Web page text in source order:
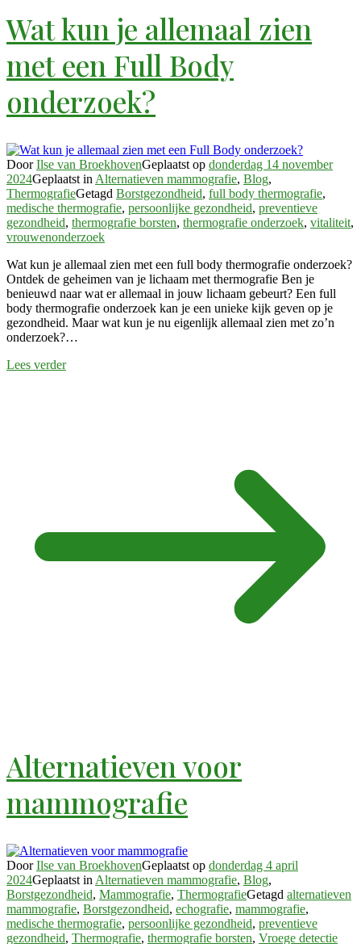
Wat kun je allemaal zien
met een Full Body
onderzoek?
DoorIlse van BroekhovenGeplaatst op donderdag 14 november
2024Geplaatst in Alternatieven mammografie, Blog,
ThermografieGetagd Borstgezondheid, full body thermografie,
medische thermografie, persoonlijke gezondheid, preventieve
gezondheid, thermografie borsten, thermografie onderzoek, vitaliteit,
vrouwenonderzoek
Wat kun je allemaal zien met een full body thermografie onderzoek?
Ontdek de geheimen van je lichaam met thermografie Ben je
benieuwd naar wat er allemaal in jouw lichaam gebeurt? Een full
body thermografie onderzoek kan je een unieke kijk geven op je
gezondheid. Maar wat kun je nu eigenlijk allemaal zien met zo’n
onderzoek?…
Lees verder
Alternatieven voor
mammografie
DoorIlse van BroekhovenGeplaatst op donderdag 4 april
2024Geplaatst in Alternatieven mammografie, Blog,
Borstgezondheid, Mammografie, ThermografieGetagd alternatieven
mammografie, Borstgezondheid, echografie, mammografie,
medische thermografie, persoonlijke gezondheid, preventieve
gezondheid, Thermografie, thermografie borsten, Vroege detectie